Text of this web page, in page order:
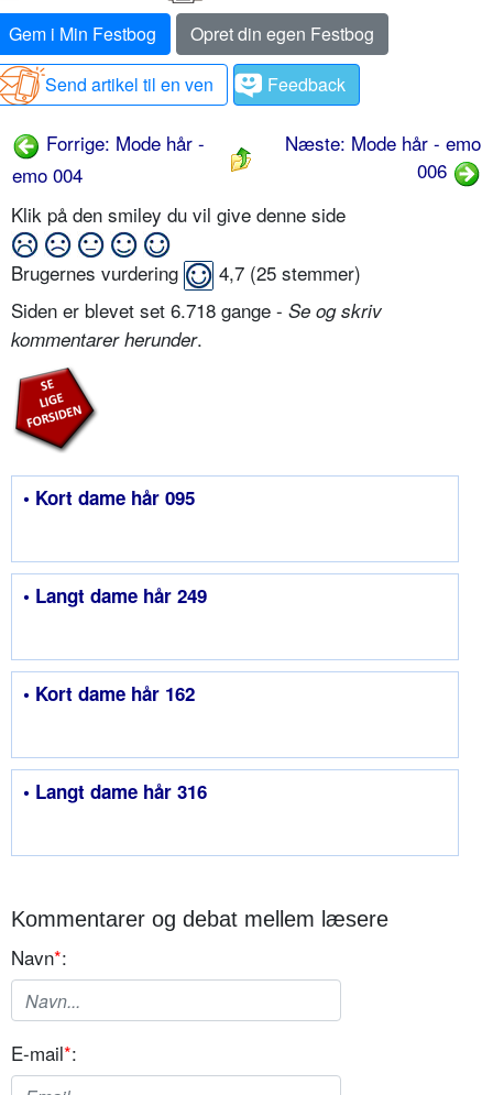
Gem i Min Festbog
Opret din egen Festbog
Send artikel til en ven
Feedback
Forrige: Mode hår -
emo 004
Næste: Mode hår - emo
006
Klik på den smiley du vil give denne side
Brugernes vurdering 4,7 (25 stemmer)
Siden er blevet set 6.718 gange - Se og skriv
kommentarer herunder.
• Kort dame hår 095
• Langt dame hår 249
• Kort dame hår 162
• Langt dame hår 316
Kommentarer og debat mellem læsere
Navn*:
E-mail*: